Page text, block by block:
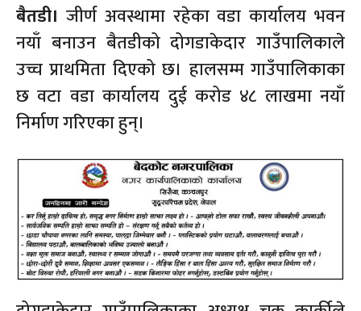
बैतडी। जीर्ण अवस्थामा रहेका वडा कार्यालय भवन
नयाँ बनाउन बैतडीको दोगडाकेदार गाउँपालिकाले
उच्च प्राथमिता दिएको छ। हालसम्म गाउँपालिकाका
छ वटा वडा कार्यालय दुई करोड ४८ लाखमा नयाँ
निर्माण गरिएका हुन्।